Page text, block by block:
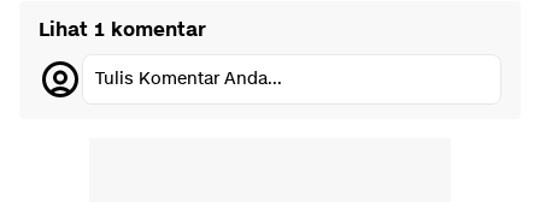
Lihat 1 komentar
Tulis Komentar Anda...